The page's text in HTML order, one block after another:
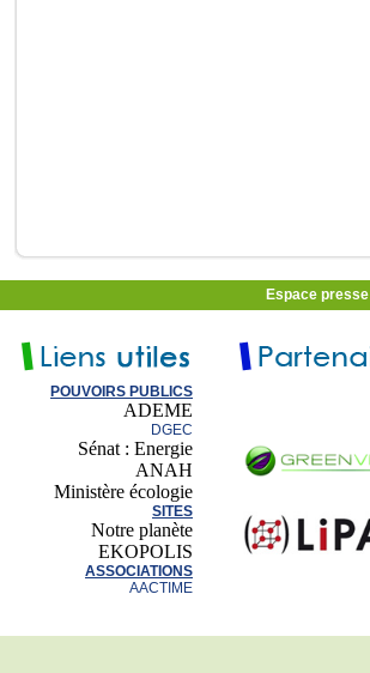
Espace presse
POUVOIRS PUBLICS
ADEME
DGEC
Sénat : Energie
ANAH
Ministère écologie
SITES
Notre planète
EKOPOLIS
ASSOCIATIONS
AACTIME